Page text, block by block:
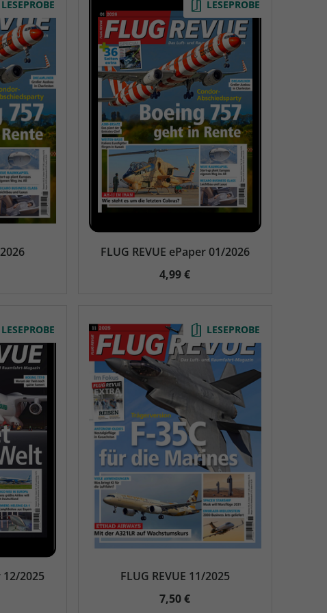
LESEPROBE
FLUG REVUE ePaper 01/2026
4,99 €
LESEPROBE
12/2025
LESEPROBE
FLUG REVUE 11/2025
7,50 €
LESEPROBE